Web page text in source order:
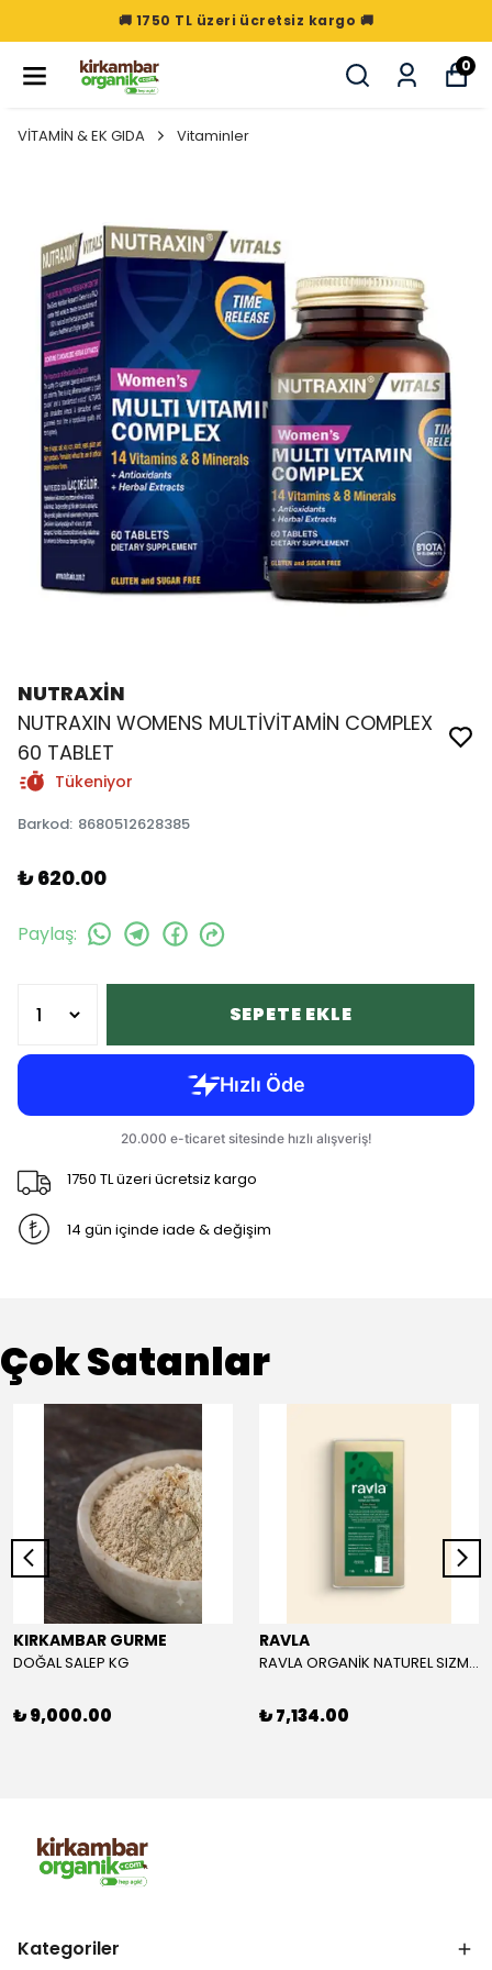
🚚 1750 TL üzeri ücretsiz kargo 🚚
0
VİTAMİN & EK GIDA Vitaminler
NUTRAXİN
NUTRAXIN WOMENS MULTİVİTAMİN COMPLEX
60 TABLET
Tükeniyor
Barkod: 8680512628385
₺ 620.00
Paylaş:
SEPETE EKLE
1750 TL üzeri ücretsiz kargo
14 gün içinde iade & değişim
Çok Satanlar
KIRKAMBAR GURME
DOĞAL SALEP KG
₺ 9,000.00
RAVLA
RAVLA ORGANİK NATUREL SIZMA ZEYTİNYAĞI 5L
₺ 7,134.00
Kategoriler